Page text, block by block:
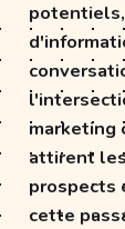
marketing
attirent
prospects
cette